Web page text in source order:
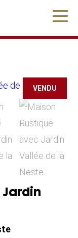
VENDU
Jardin